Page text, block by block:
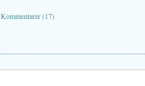
Kommentarer (17)